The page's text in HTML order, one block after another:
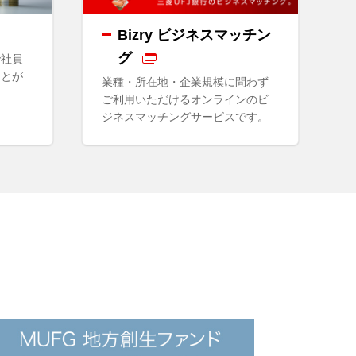
員
が
Bizry ビジネスマッチン
グ
業種・所在地・企業規模に問わず
ご利用いただけるオンラインのビ
ジネスマッチングサービスです。